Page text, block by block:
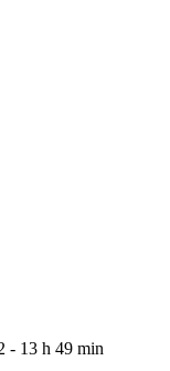
- 13 h 49 min